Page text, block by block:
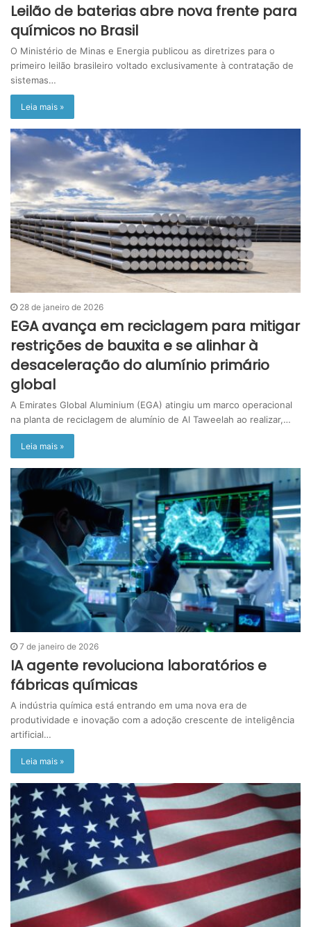
Leilão de baterias abre nova frente para
químicos no Brasil
O Ministério de Minas e Energia publicou as diretrizes para o
primeiro leilão brasileiro voltado exclusivamente à contratação de
sistemas…
Leia mais »
28 de janeiro de 2026
EGA avança em reciclagem para mitigar
restrições de bauxita e se alinhar à
desaceleração do alumínio primário
global
A Emirates Global Aluminium (EGA) atingiu um marco operacional
na planta de reciclagem de alumínio de Al Taweelah ao realizar,…
Leia mais »
7 de janeiro de 2026
IA agente revoluciona laboratórios e
fábricas químicas
A indústria química está entrando em uma nova era de
produtividade e inovação com a adoção crescente de inteligência
artificial…
Leia mais »